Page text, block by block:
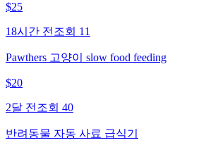
$25
18시간 전 조회 11
Pawthers 고양이 slow food feeding
$20
2달 전 조회 40
반려동물 자동 사료 급식기